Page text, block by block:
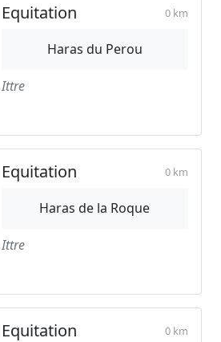
Equitation 0 km
Haras du Perou
Ittre
Equitation 0 km
Haras de la Roque
Ittre
Equitation 0 km